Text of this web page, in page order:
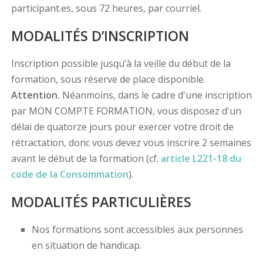
participant.es, sous 72 heures, par courriel.
MODALITÉS D’INSCRIPTION
Inscription possible jusqu’à la veille du début de la
formation, sous réserve de place disponible.
Attention. Néanmoins, dans le cadre d'une inscription
par MON COMPTE FORMATION, vous disposez d'un
délai de quatorze jours pour exercer votre droit de
rétractation, donc vous devez vous inscrire 2 semaines
avant le début de la formation (cf. article L221-18 du
code de la Consommation).
MODALITÉS PARTICULIÈRES
Nos formations sont accessibles aux personnes
en situation de handicap.